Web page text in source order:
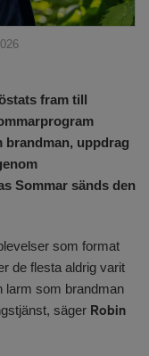
fram till
brandman, uppdrag
Sommar sänds den
som format
de flesta aldrig varit
larm som brandman
säger Robin